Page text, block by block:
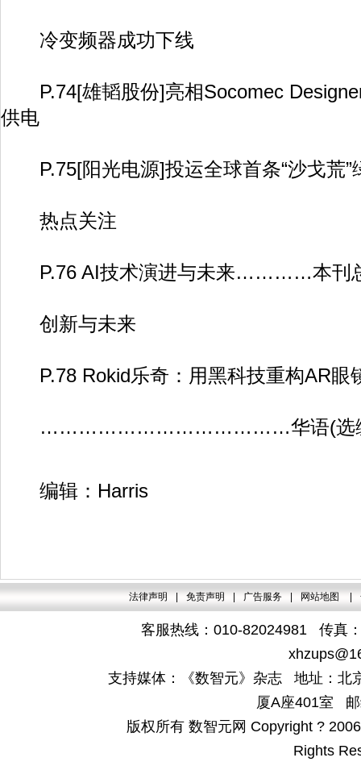
冷变频器成功下线
P.74[雄韬股份]亮相Socomec
供电
P.75[阳光电源]投运全球首条“沙戈荒”
热点关注
P.76 AI技术演进与未来…………本刊
创新与未来
P.78 Rokid乐奇：用黑科技重构AR眼
…………………………………华语(选
编辑：Harris
法律声明 免责声明 广告服务 网站地图
客服热线：010-82024981 传真
支持媒体：《数智元》杂志 地址：北
厦A座401室
版权所有 数智元网 Copyright ?
Rights